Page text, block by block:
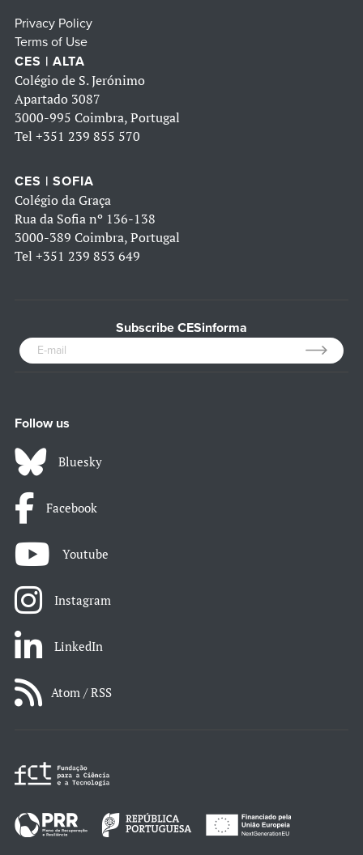
Privacy Policy
Terms of Use
CES | ALTA
Colégio de S. Jerónimo
Apartado 3087
3000-995 Coimbra, Portugal
Tel +351 239 855 570
CES | SOFIA
Colégio da Graça
Rua da Sofia nº 136-138
3000-389 Coimbra, Portugal
Tel +351 239 853 649
Subscribe CESinforma
Follow us
Bluesky
Facebook
Youtube
Instagram
LinkedIn
Atom / RSS